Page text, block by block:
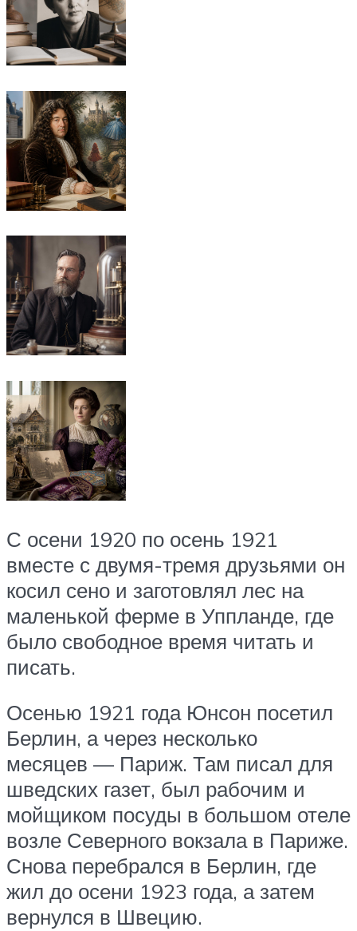
С осени 1920 по осень 1921
вместе с двумя-тремя друзьями он
косил сено и заготовлял лес на
маленькой ферме в Уппланде, где
было свободное время читать и
писать.
Осенью 1921 года Юнсон посетил
Берлин, а через несколько
месяцев — Париж. Там писал для
шведских газет, был рабочим и
мойщиком посуды в большом отеле
возле Северного вокзала в Париже.
Снова перебрался в Берлин, где
жил до осени 1923 года, а затем
вернулся в Швецию.